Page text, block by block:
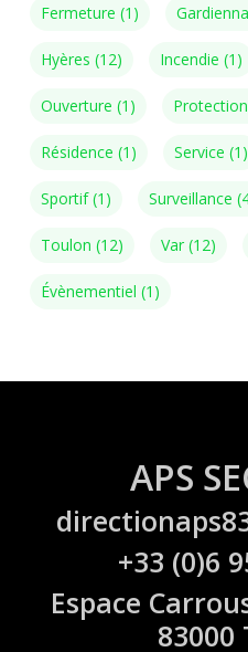
Fermeture (1)
Hyères (12) Incendie (1)
Ouverture (1) Protection
Résidence (1) Service (1)
Sportif(1) Surveillance
Toulon (12) Var(12)
Évènementiel (1)
APS
+33 (0)6
Espace
83000